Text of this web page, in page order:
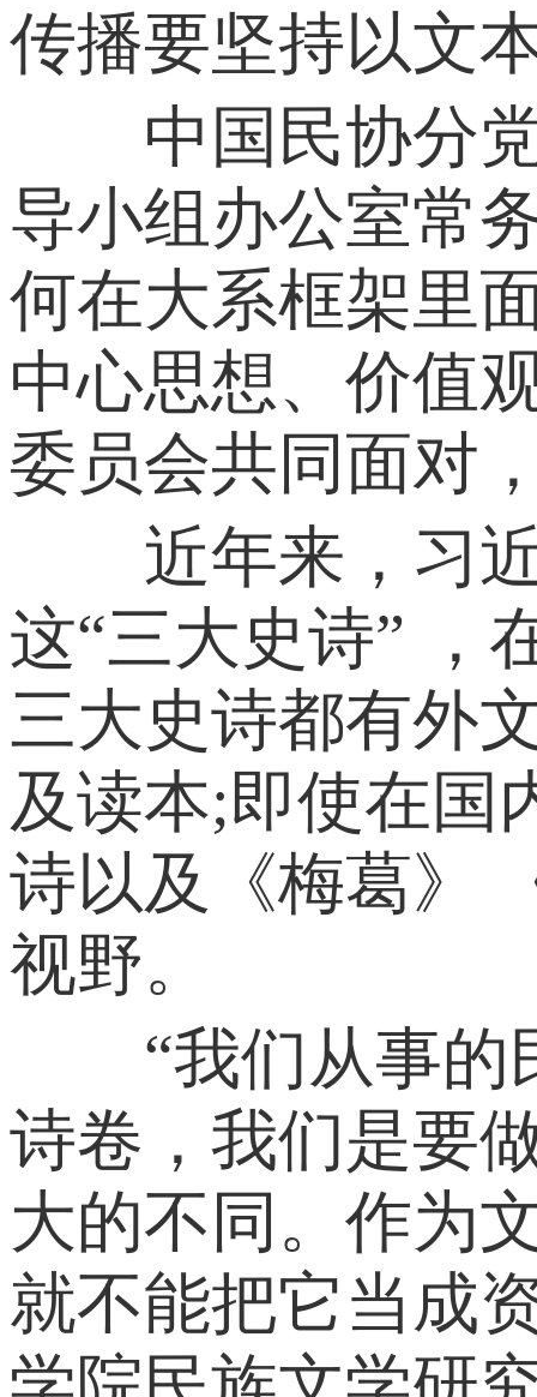
传播要坚持以文
中国民协分党
导小组办公室常
何在大系框架里
中心思想、价值
委员会共同面对
近年来，习近
这“三大史诗” ，
三大史诗都有外
及读本;即使在国
诗以及《梅葛》
视野。
“我们从事的民
诗卷，我们是要
大的不同。作为
就不能把它当成